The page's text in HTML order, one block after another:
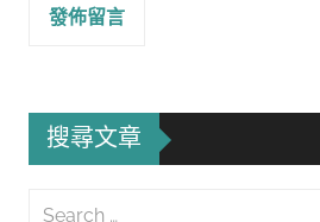
搜尋文章
Search